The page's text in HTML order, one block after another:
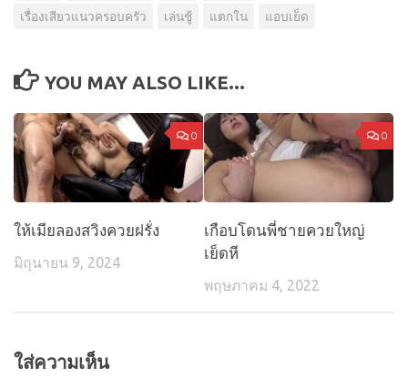
เรื่องเสียวแนวครอบครัว
เล่นชู้ แตกใน แอบเย็ด
YOU MAY ALSO LIKE...
0
ให้เมียลองสวิงควยฝรั่ง
มิถุนายน 9, 2024
0
เกือบโดนพี่ชายควยใหญ่
เย็ดหี
พฤษภาคม 4, 2022
ใส่ความเห็น